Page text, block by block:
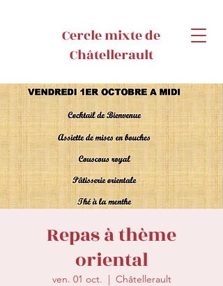
Cercle mixte de
Châtellerault
Repas à thème
oriental
ven. 01 oct.
  |
Châtellerault